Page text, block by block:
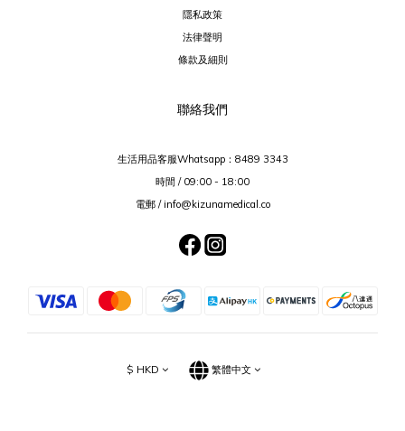
隱私政策
法律聲明
條款及細則
聯絡我們
生活用品客服Whatsapp： 8489 3343
時間 / 09:00 - 18:00
電郵 / info@kizunamedical.co
$ HKD 繁體中文